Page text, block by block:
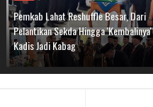
Pemkab Lahat Reshuffle Besar, Dari
Pelantikan Sekda Hingga 'Kembalinya'
Kadis Jadi Kabag